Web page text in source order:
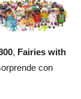
, Fairies with
con